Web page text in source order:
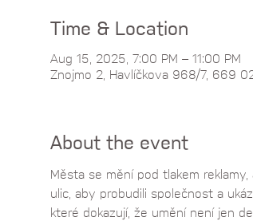
Time & Location
Aug 15, 2025, 7:00 PM – 11:00 PM
Znojmo 2, Havlíčkova 968/7, 669
About the event
Města se mění pod tlakem
ulic, aby probudili společnost a
které dokazují, že umění není jen